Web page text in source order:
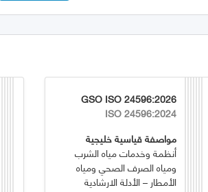
GSO ISO 24596:2026
ISO 24596:2024
مواصفة قياسية خليجية
أنظمة وخدمات مياه الشرب
ومياه الصرف الصحي ومياه
الأمطار – الأدلة الارشادية